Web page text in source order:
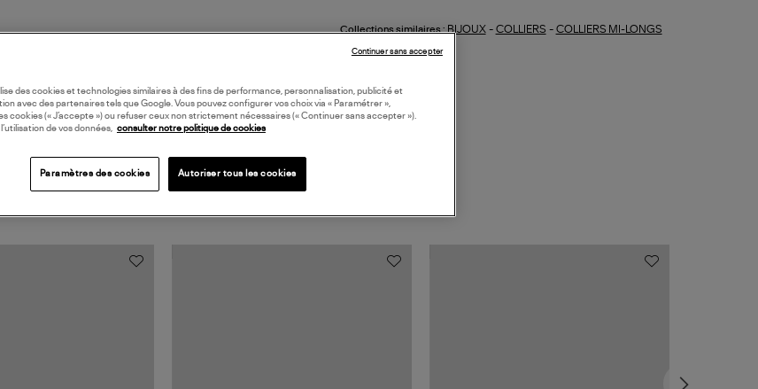
Collections similaires : BIJOUX- COLLIERS - COLLIERS MI-LONGS
des cookies et technologies similaires à des fins de performance, personnalisation, publicité et
avec des partenaires tels que Google. Vous pouvez configurer vos choix via « Paramétrer »,
cookies (« J’accepte ») ou refuser ceux non strictement nécessaires (« Continuer sans accepter »).
de vos données, consulter notre politique de cookies
Paramètres des cookies Autoriser tous les cookies
Continuer sans accepter